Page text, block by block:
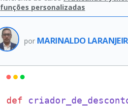
funções personalizadas
por MARINALDO
def